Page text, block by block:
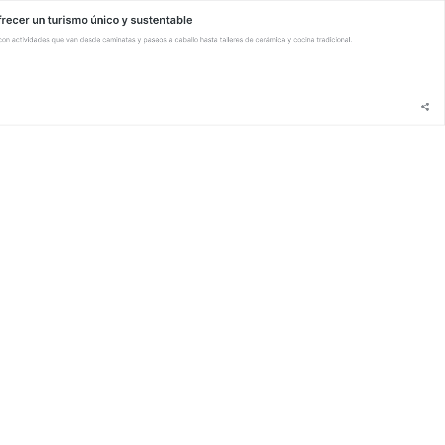
un turismo único y sustentable
actividades que van desde caminatas y paseos a caballo hasta talleres de cerámica y cocina tradicional.